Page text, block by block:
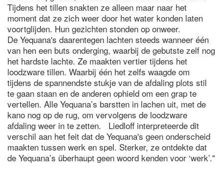
Tijdens het tillen snakten ze alleen maar naar het
moment dat ze zich weer door het water konden laten
voortglijden. Hun gezichten stonden op onweer.
De Yequana's daarentegen lachten steeds wanneer één
van hen een buts onderging, waarbij de gebutste zelf nog
het hardste lachte. Ze maakten vertier tijdens het
loodzware tillen. Waarbij één het zelfs waagde om
tijdens de spannendste stukje van de afdaling plots stil
te gaan staan en de anderen ophield om een grap te
vertellen. Alle Yequana’s barstten in lachen uit, met de
kano nog op de rug, om vervolgens de loodzware
afdaling weer in te zetten. Liedloff interpreteerde dit
verschil aan het feit dat de Yequana's geen onderscheid
maakten tussen werk en spel. Sterker, ze ontdekte dat
de Yequana’s überhaupt geen woord kenden voor ‘werk’."